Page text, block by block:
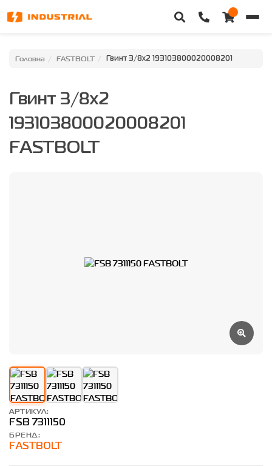
Головна
Категорії
Доставка та оплата
Головна FASTBOLT Гвинт 3/8x2 193103800020008201
Гвинт 3/8x2
193103800020008201
FASTBOLT
АРТИКУЛ:
FSB 7311150
БРЕНД:
FASTBOLT